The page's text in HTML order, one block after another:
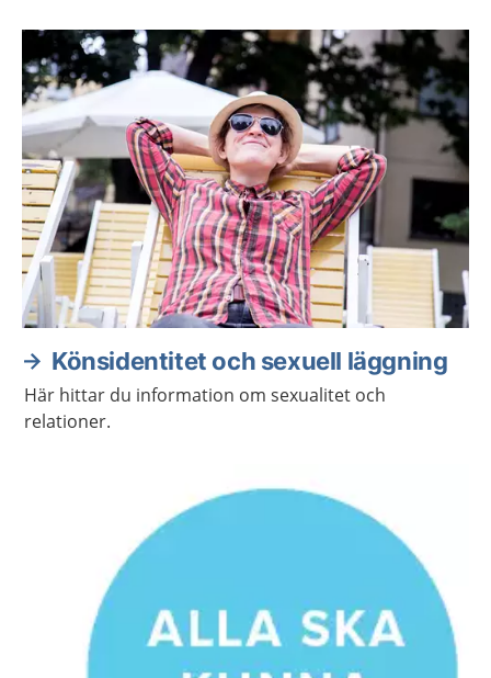
hittar du mer information och stöd för att ta hand
om din sexuella hälsa.
Könsidentitet och sexuell läggning
Här hittar du information om sexualitet och
relationer.